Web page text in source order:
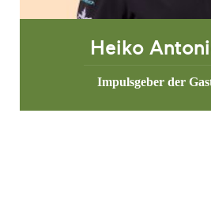
Heiko
Impulsgeber der